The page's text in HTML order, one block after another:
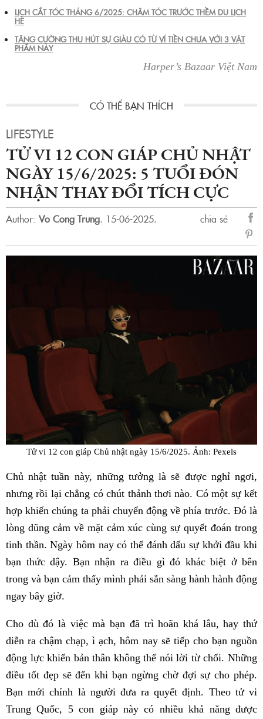
LỊCH CẮT TÓC THÁNG 6/2025: CHĂM TÓC TRƯỚC THỀM DU LỊCH
HÈ
TĂNG CƯỜNG THU HÚT SỰ GIÀU CÓ TỪ VÍ TIỀN CHƯA VỚI 3 VẬT
PHẨM NÀY
Harper’s Bazaar Việt Nam
LIFESTYLE
TỬ VI 12 CON GIÁP CHỦ NHẬT
NGÀY 15/6/2025: 5 TUỔI ĐÓN
NHẬN THAY ĐỔI TÍCH CỰC
Author: Vo Cong Trung. 15-06-2025.
chia sẻ
sẻ
Tử vi 12 con giáp Chủ nhật ngày 15/6/2025. Ảnh: Pexels
Chủ nhật tuần này, những tưởng là sẽ được nghỉ ngơi,
nhưng rồi lại chẳng có chút thảnh thơi nào. Có một sự kết
hợp khiến chúng ta phải chuyển động về phía trước. Đó là
lòng dũng cảm về mặt cảm xúc cùng sự quyết đoán trong
tinh thần. Ngày hôm nay có thể đánh dấu sự khởi đầu khi
bạn thức dậy. Bạn nhận ra điều gì đó khác biệt ở bên
trong và bạn cảm thấy mình phải sẵn sàng hành hành động
ngay bây giờ.
Cho dù đó là việc mà bạn đã trì hoãn khá lâu, hay thứ
diễn ra chậm chạp, ì ạch, hôm nay sẽ tiếp cho bạn nguồn
động lực khiến bản thân không thể nói lời từ chối. Những
điều tốt đẹp sẽ đến khi bạn ngừng chờ đợi sự cho phép.
Bạn mới chính là người đưa ra quyết định. Theo tử vi
Trung Quốc, 5 con giáp này có nhiều khả năng được